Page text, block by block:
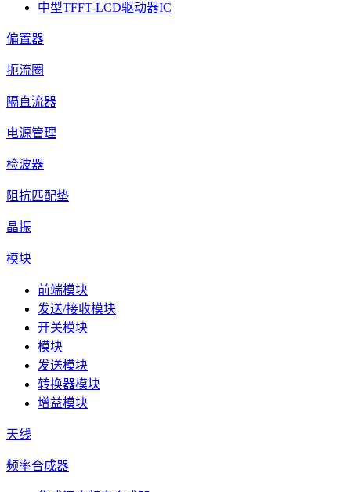
中型TFFT-LCD驱动器IC
偏置器
扼流圈
隔直流器
电源管理
检波器
阻抗匹配垫
晶振
模块
前端模块
发送/接收模块
开关模块
模块
发送模块
转换器模块
增益模块
天线
频率合成器